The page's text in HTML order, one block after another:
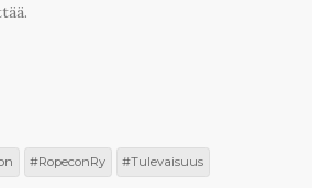
RopeconRy Tulevaisuus